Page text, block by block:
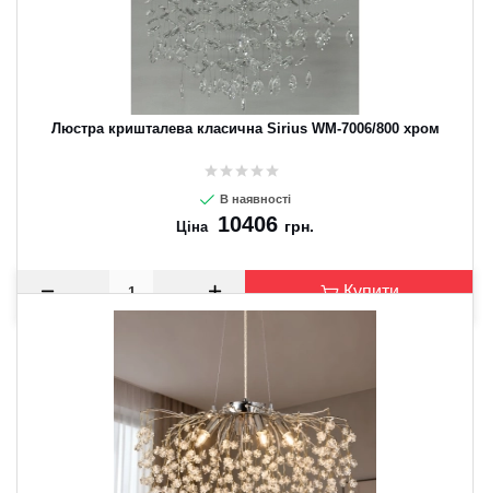
Люстра кришталева класична Sirius WM-7006/800 хром
В наявності
Ціна 10406 грн.
Купити